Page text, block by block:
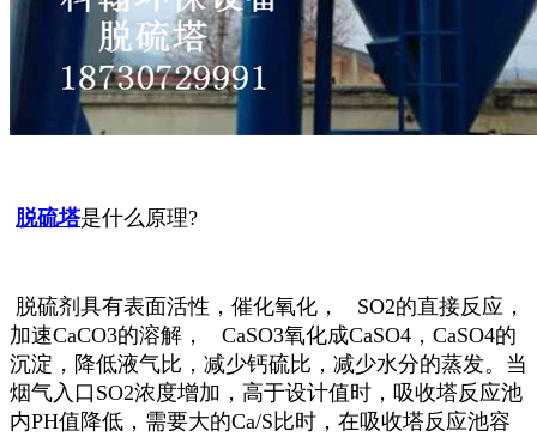
脱硫塔是什么原理?
脱硫剂具有表面活性，催化氧化， SO2的直接反应，
加速CaCO3的溶解， CaSO3氧化成CaSO4，CaSO4的
沉淀，降低液气比，减少钙硫比，减少水分的蒸发。当
烟气入口SO2浓度增加，高于设计值时，吸收塔反应池
内PH值降低，需要大的Ca/S比时，在吸收塔反应池容